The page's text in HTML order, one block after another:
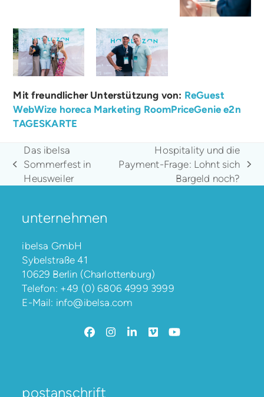
Mit freundlicher Unterstützung von: ReGuest
WebWize horeca Marketing RoomPriceGeniee2n
TAGESKARTE
vorheriger
Beitrag:
Das ibelsa
Sommerfest in
Heusweiler
Nächster
Beitrag:
Hospitality und die
Payment-Frage: Lohnt sich
Bargeld noch?
unternehmen
ibelsa GmbH
Sybelstraße 41
10629 Berlin (Charlottenburg)
Telefon: +49 (0) 6806 4999 3999
E-Mail: info@ibelsa.com
Facebook
Instagram
LinkedIn
VimeoYouTube
postanschrift